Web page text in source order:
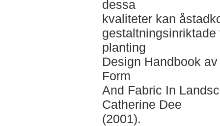
dessa
kvaliteter kan
planting
Design Handbook
Form
And Fabric In
Catherine Dee
(2001).